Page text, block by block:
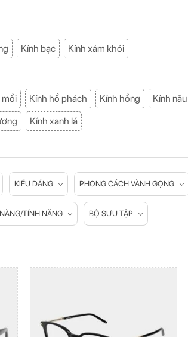
Kính bạc Kính xám khói
mồi Kính hổ phách Kính hồng Kính nâu
Kính xanh lá
KIỂU DÁNG PHONG CÁCH VÀNH GỌNG
TÍNH NĂNG BỘ SƯU TẬP